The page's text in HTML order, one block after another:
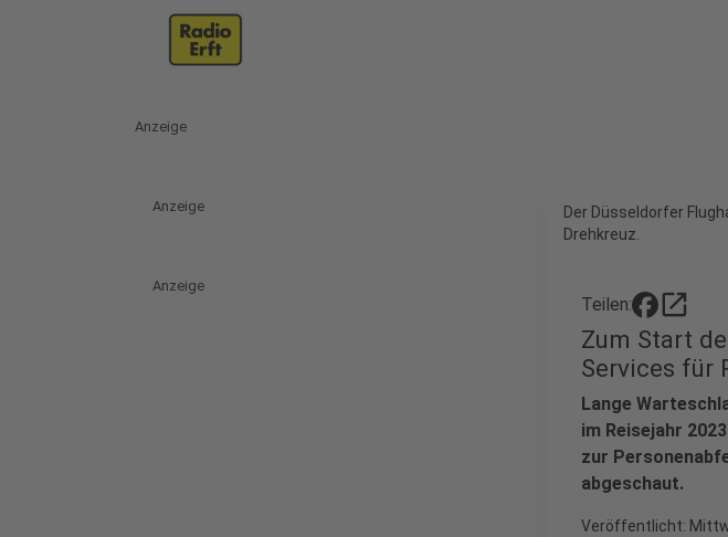
Anzeige
Anzeige
Anzeige
Der Düsseldorfer
Drehkreuz.
Teilen: open_in_new
Zum Start
Services für
Lange
im Reisejahr
zur
abgeschaut.
Veröffentlicht: